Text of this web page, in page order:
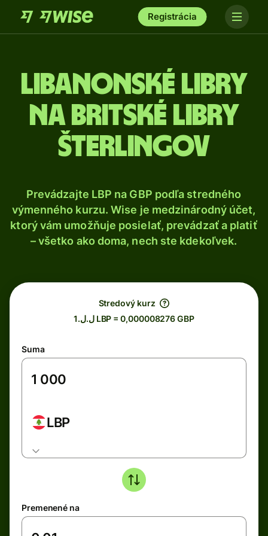
Registrácia
Libanonské libry
na britské libry
šterlingov
Prevádzajte LBP na GBP podľa stredného
výmenného kurzu. Wise je medzinárodný účet,
ktorý vám umožňuje posielať, prevádzať a platiť
– všetko ako doma, nech ste kdekoľvek.
Stredový kurz
ل.ل.1 LBP = 0,000008276 GBP
Suma
LBP
Premenené na